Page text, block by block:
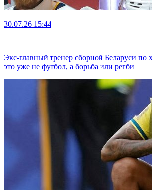
30.07.26 15:44
Экс-главный тренер сборной Беларуси
это уже не футбол, а борьба или регби